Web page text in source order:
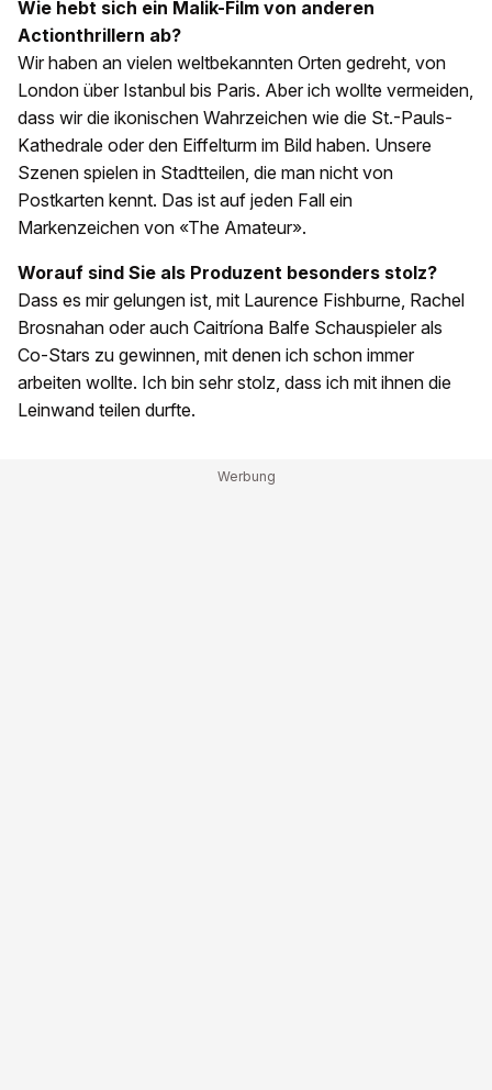
Wie hebt sich ein Malik-Film von anderen
Actionthrillern ab?
Wir haben an vielen weltbekannten Orten gedreht, von
London über Istanbul bis Paris. Aber ich wollte vermeiden,
dass wir die ikonischen Wahrzeichen wie die St.-Pauls-
Kathedrale oder den Eiffelturm im Bild haben. Unsere
Szenen spielen in Stadtteilen, die man nicht von
Postkarten kennt. Das ist auf jeden Fall ein
Markenzeichen von «The Amateur».
Worauf sind Sie als Produzent besonders stolz?
Dass es mir gelungen ist, mit Laurence Fishburne, Rachel
Brosnahan oder auch Caitríona Balfe Schauspieler als
Co-Stars zu gewinnen, mit denen ich schon immer
arbeiten wollte. Ich bin sehr stolz, dass ich mit ihnen die
Leinwand teilen durfte.